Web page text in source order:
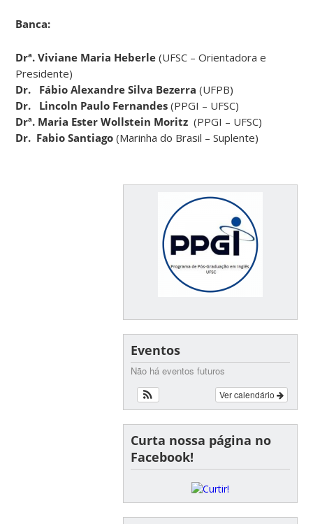
Banca:
Drª.Viviane Maria Heberle (UFSC – Orientadora e
Presidente)
Dr. Fábio Alexandre Silva Bezerra (UFPB)
Dr. Lincoln Paulo Fernandes(PPGI – UFSC)
Drª. Maria Ester Wollstein Moritz (PPGI – UFSC)
Dr. Fabio Santiago (Marinha do Brasil – Suplente)
Eventos
Não há eventos futuros
Ver calendário
Curta nossa página no
Facebook!